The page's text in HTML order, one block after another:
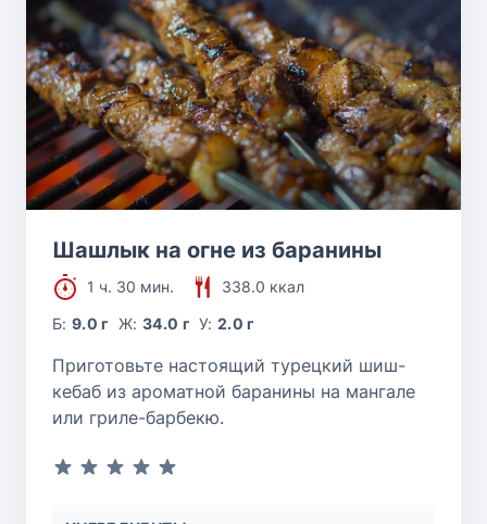
Шашлык на огне из баранины
1 ч. 30 мин.
338.0 ккал
Б:9.0 г Ж: 34.0 г У:2.0 г
Приготовьте настоящий турецкий шиш-
кебаб из ароматной баранины на мангале
или гриле-барбекю.